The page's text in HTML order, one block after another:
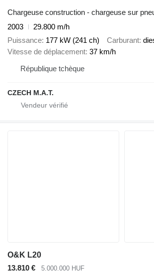
Chargeuse construction - chargeuse sur
2003
29.800 m/h
Puissance 177 kW (241 ch) Carburant
Vitesse de déplacement 37 km/h
République tchèque
CZECH M.A.T.
O&K L20
13.810 €
5.000.000 HUF